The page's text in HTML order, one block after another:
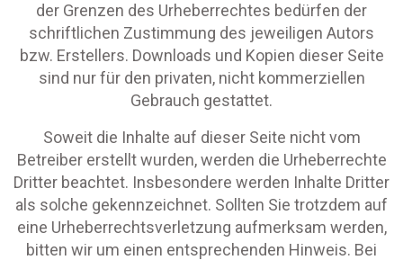
der Grenzen des Urheberrechtes bedürfen der
schriftlichen Zustimmung des jeweiligen Autors
bzw. Erstellers. Downloads und Kopien dieser Seite
sind nur für den privaten, nicht kommerziellen
Gebrauch gestattet.
Soweit die Inhalte auf dieser Seite nicht vom
Betreiber erstellt wurden, werden die Urheberrechte
Dritter beachtet. Insbesondere werden Inhalte Dritter
als solche gekennzeichnet. Sollten Sie trotzdem auf
eine Urheberrechtsverletzung aufmerksam werden,
bitten wir um einen entsprechenden Hinweis. Bei